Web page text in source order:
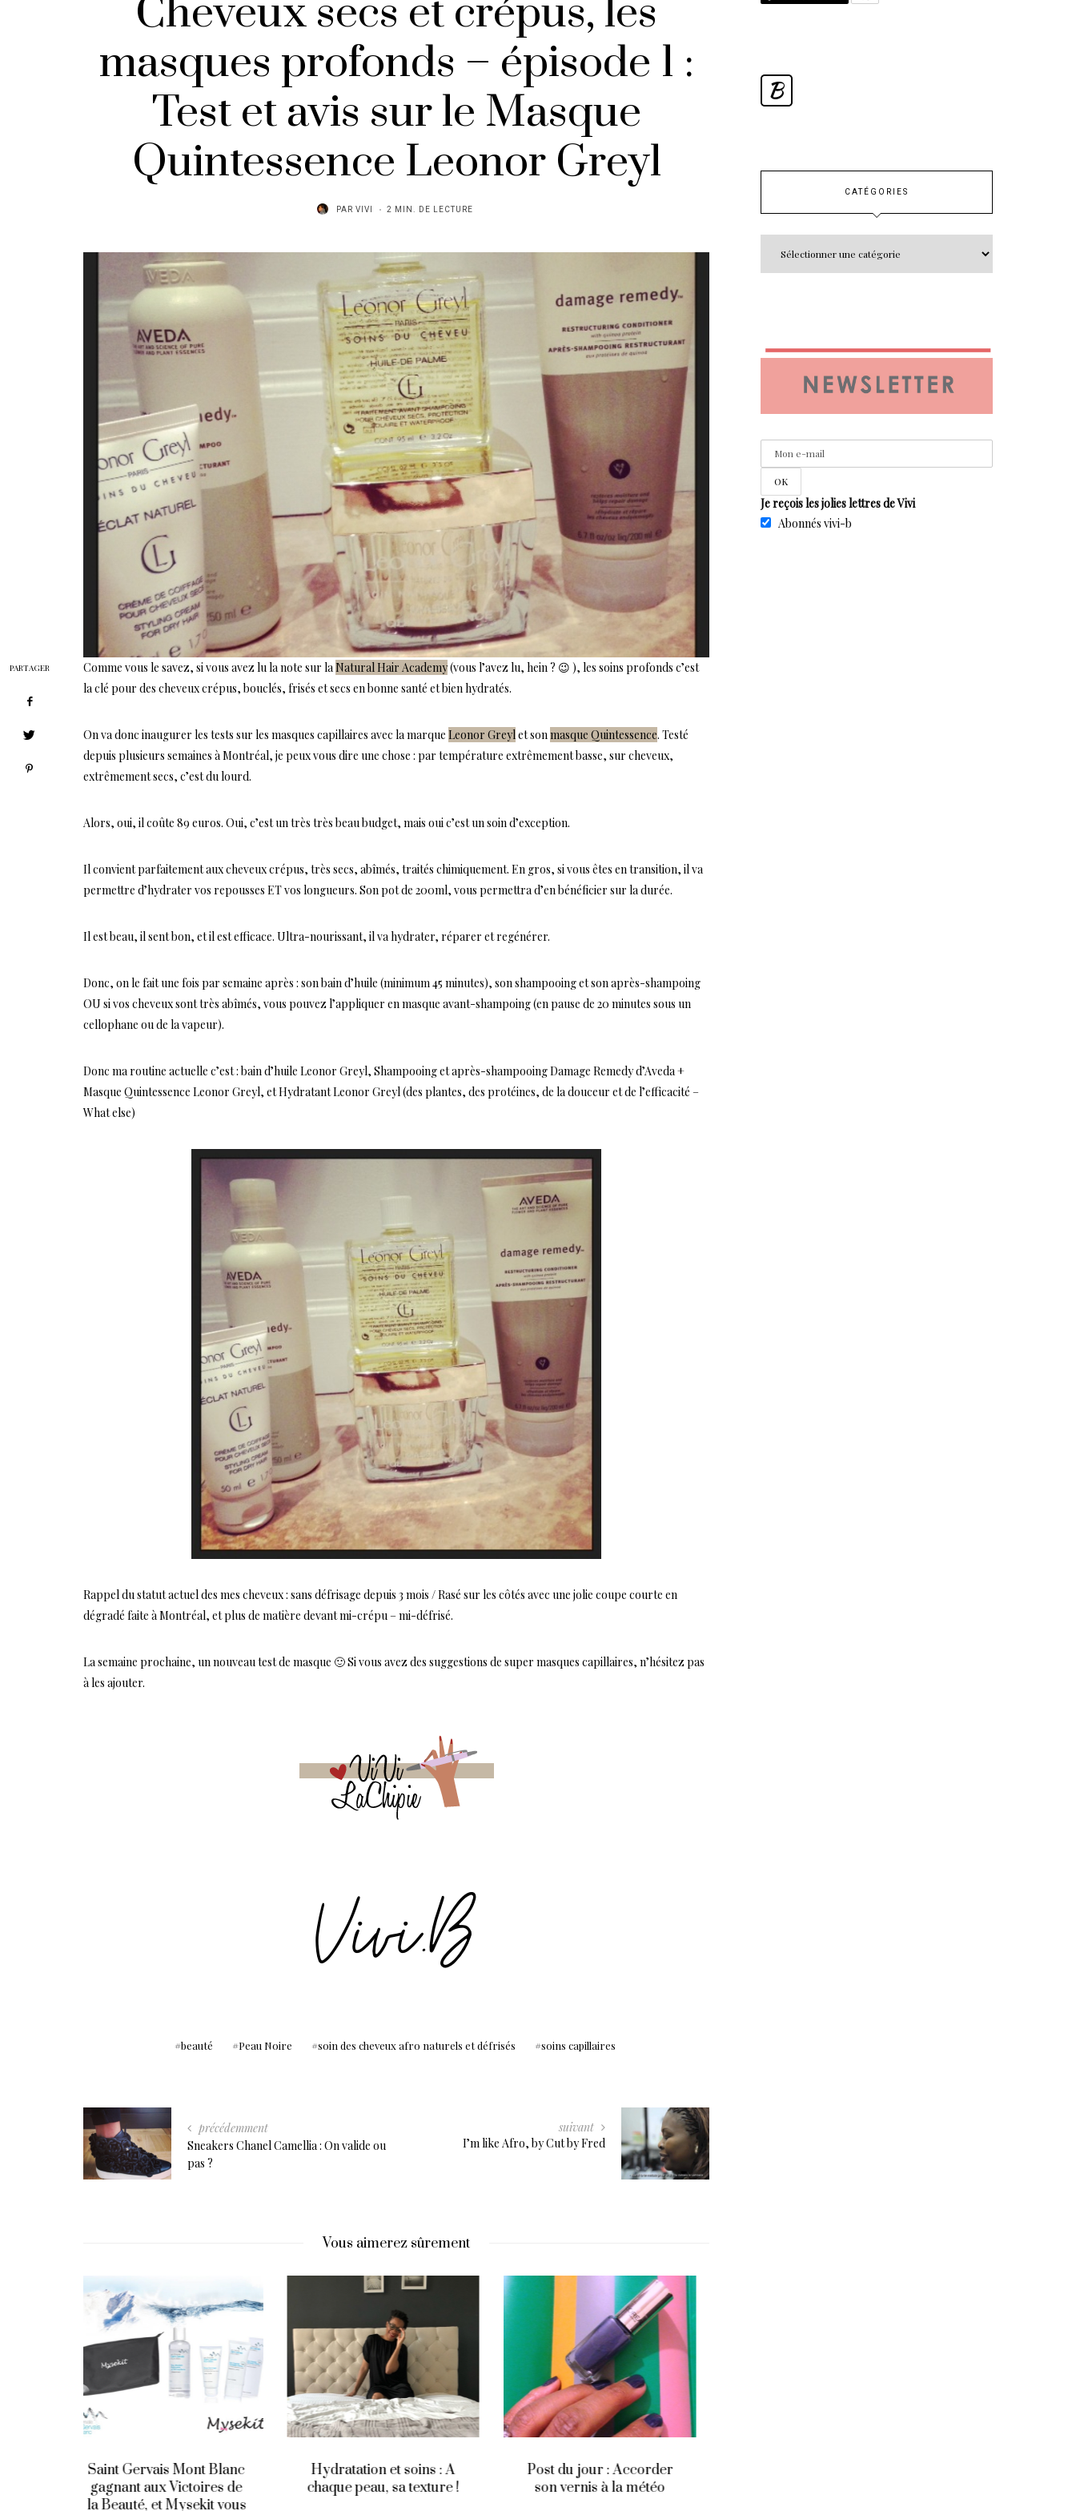
Cheveux secs et crépus, les
masques profonds – épisode 1 :
Test et avis sur le Masque
Quintessence Leonor Greyl
PAR VIVI 2 MIN. DE LECTURE
Comme vous le savez, si vous avez lu la note sur laNatural Hair Academy(vous l’avez lu, hein ? 😉 ), les soins profonds c’est
la clé pour des cheveux crépus, bouclés, frisés et secs en bonne santé et bien hydratés.
On va donc inaugurer les tests sur les masques capillaires avec la marque Leonor Greylet sonmasque Quintessence. Testé
depuis plusieurs semaines à Montréal, je peux vous dire une chose : par température extrêmement basse, sur cheveux,
extrêmement secs, c’est du lourd.
Alors, oui, il coûte 89 euros. Oui, c’est un très très beau budget, mais oui c’est un soin d’exception.
Il convient parfaitement aux cheveux crépus, très secs, abîmés, traités chimiquement. En gros, si vous êtes en transition, il va
permettre d’hydrater vos repousses ET vos longueurs. Son pot de 200ml, vous permettra d’en bénéficier sur la durée.
Il est beau, il sent bon, et il est efficace. Ultra-nourissant, il va hydrater, réparer et regénérer.
Donc, on le fait une fois par semaine après : son bain d’huile (minimum 45 minutes), son shampooing et son après-shampoing
OU si vos cheveux sont très abîmés, vous pouvez l’appliquer en masque avant-shampoing (en pause de 20 minutes sous un
cellophane ou de la vapeur).
Donc ma routine actuelle c’est : bain d’huile Leonor Greyl, Shampooing et après-shampooing Damage Remedy d’Aveda +
Masque Quintessence Leonor Greyl, et Hydratant Leonor Greyl (des plantes, des protéines, de la douceur et de l’efficacité –
What else)
Rappel du statut actuel des mes cheveux : sans défrisage depuis 3 mois / Rasé sur les côtés avec une jolie coupe courte en
dégradé faite à Montréal, et plus de matière devant mi-crépu – mi-défrisé.
La semaine prochaine, un nouveau test de masque 🙂 Si vous avez des suggestions de super masques capillaires, n’hésitez pas
à les ajouter.
PARTAGER
beauté Peau Noire soin des cheveux afro naturels et défrisés soins capillaires
précédemment
Sneakers Chanel Camellia : On valide ou
pas ?
suivant
I’m like Afro, by Cut by Fred
Vous aimerez sûrement
Hydratation et soins : A
chaque peau, sa texture !
Post du jour : Accorder
son vernis à la météo
Sparkle ! (il n’y a pas de
mal à vouloir briller ?)
B
CATÉGORIES
Je reçois les jolies lettres de Vivi
Abonnés vivi-b